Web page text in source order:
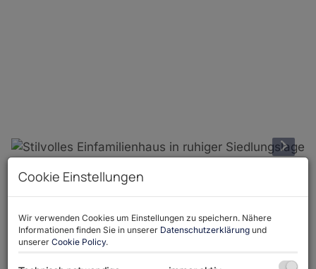
Beschreibung
Dieses außergewöhnlich gepflegte Einfamilienhaus
mit einer Wohnfläche von ca. 184,13 m² befindet
Cookie Einstellungen
Wir verwenden Cookies um Einstellungen zu speichern. Nähere
Informationen finden Sie in unserer Datenschutzerklärung und
unserer Cookie Policy.